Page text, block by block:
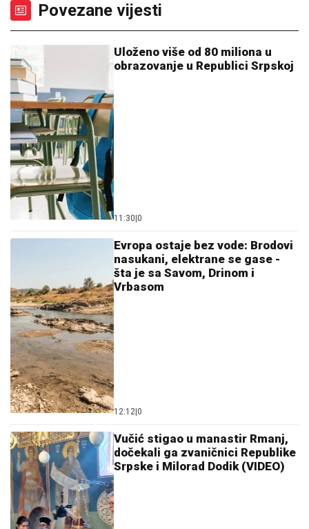
Povezane vijesti
Uloženo više od 80 miliona u
obrazovanje u Republici Srpskoj
11:30 0
Evropa ostaje bez vode: Brodovi
nasukani, elektrane se gase -
šta je sa Savom, Drinom i
Vrbasom
12:12 0
Vučić stigao u manastir Rmanj,
dočekali ga zvaničnici Republike
Srpske i Milorad Dodik (VIDEO)